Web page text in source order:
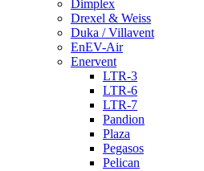
Dimplex
Drexel & Weiss
Duka / Villavent
EnEV-Air
Enervent
LTR-3
LTR-6
LTR-7
Pandion
Plaza
Pegasos
Pelican